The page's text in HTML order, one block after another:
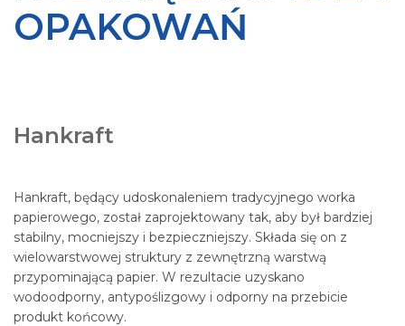
OPAKOWAŃ
Hankraft
Hankraft, będący udoskonaleniem tradycyjnego worka
papierowego, został zaprojektowany tak, aby był bardziej
stabilny, mocniejszy i bezpieczniejszy. Składa się on z
wielowarstwowej struktury z zewnętrzną warstwą
przypominającą papier. W rezultacie uzyskano
wodoodporny, antypoślizgowy i odporny na przebicie
produkt końcowy.